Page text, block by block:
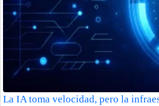
La IA toma velocidad, pero la